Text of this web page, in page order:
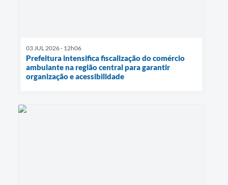
03 JUL 2026 - 12h06
Prefeitura intensifica fiscalização do comércio
ambulante na região central para garantir
organização e acessibilidade